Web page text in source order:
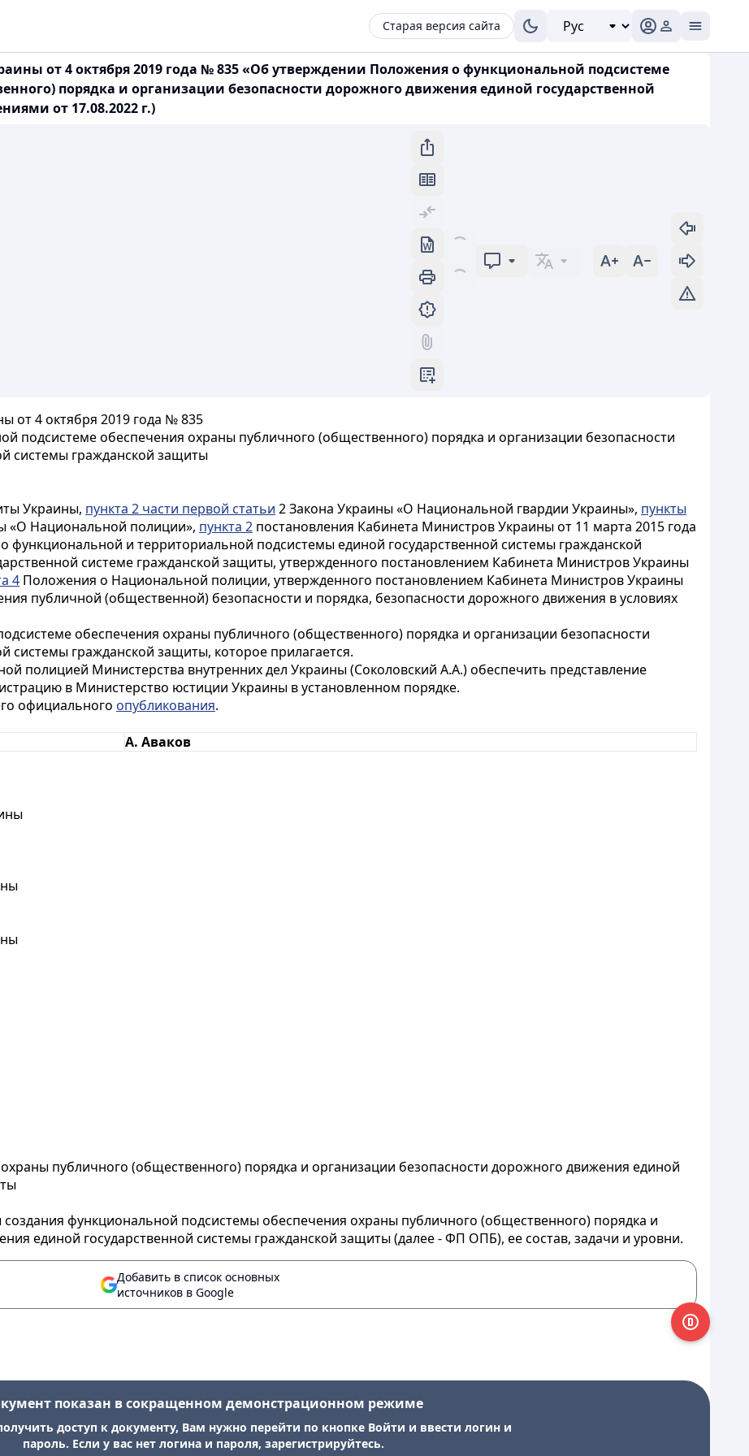
Старая версия сайта
от 4 октября 2019 года № 835 «Об утверждении Положения о функциональной подсистеме
порядка и организации безопасности дорожного движения единой государственной
от 17.08.2022 г.)
от 4 октября 2019 года № 835
подсистеме обеспечения охраны публичного (общественного) порядка и организации безопасности
системы гражданской защиты
Украины, пункта 2 части первой статьи 2 Закона Украины «О Национальной гвардии Украины», пункты
«О Национальной полиции», пункта 2 постановления Кабинета Министров Украины от 11 марта 2015 года
и территориальной подсистемы единой государственной системы гражданской
системе гражданской защиты, утвержденного постановлением Кабинета Министров Украины
4 Положения о Национальной полиции, утвержденного постановлением Кабинета Министров Украины
публичной (общественной) безопасности и порядка, безопасности дорожного движения в условиях
обеспечения охраны публичного (общественного) порядка и организации безопасности
системы гражданской защиты, которое прилагается.
полицией Министерства внутренних дел Украины (Соколовский А.А.) обеспечить представление
в Министерство юстиции Украины в установленном порядке.
официального опубликования.
А. Аваков
публичного (общественного) порядка и организации безопасности дорожного движения единой
функциональной подсистемы обеспечения охраны публичного (общественного) порядка и
единой государственной системы гражданской защиты (далее - ФП ОПБ), ее состав, задачи и уровни.
Добавить в список основных
источников в Google
показан в сокращенном демонстрационном режиме
доступ к документу, Вам нужно перейти по кнопке Войти и ввести логин и
пароль. Если у вас нет логина и пароля, зарегистрируйтесь.